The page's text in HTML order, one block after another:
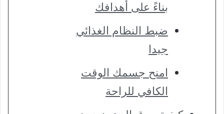
بناءً على أهدافك
ضبط النظام الغذائي
جيدا
امنح جسمك الوقت
الكافي للراحة